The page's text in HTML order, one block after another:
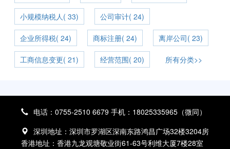
小规模纳税人( 33) 公司审计( 24)
企业所得税( 24) 商标注册( 24) 离岸公司( 23)
工商信息变更( 21) 经营范围( 20) 所有分类>>
电话：0755-2510 6679 手机：18025335965（微同）
深圳地址：深圳市罗湖区深南东路鸿昌广场32楼3204房
香港地址：香港九龙观塘敬业街61-63号利维大厦7楼28室